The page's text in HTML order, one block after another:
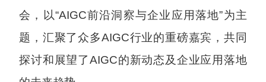
会，以“AIGC前沿洞察与企业应用落地”为主
题，汇聚了众多AIGC行业的重磅嘉宾，共同
探讨和展望了AIGC的新动态及企业应用落地